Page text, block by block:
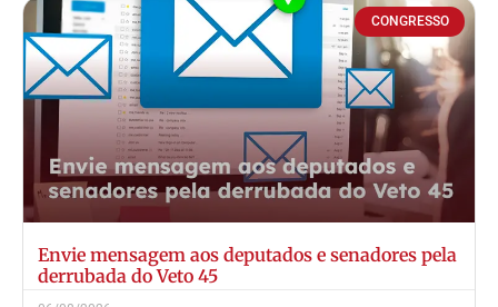
CONGRESSO
Envie mensagem aos deputados e senadores pela
derrubada do Veto 45